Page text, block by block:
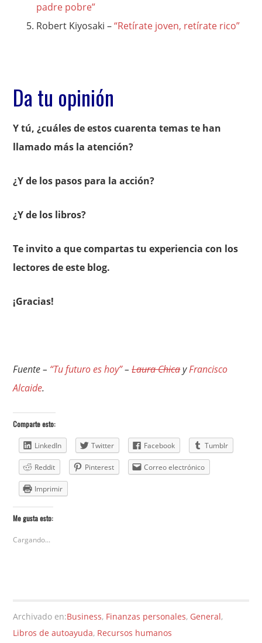
padre pobre”
Robert Kiyosaki –“Retírate joven, retírate rico”
Da tu opinión
Y tú, ¿cuáles de estos cuarenta temas te han
llamado más la atención?
¿Y de los pasos para la acción?
¿Y de los libros?
Te invito a que compartas tu experiencia con los
lectores de este blog.
¡Gracias!
Fuente – “Tu futuro es hoy”–Laura ChicayFrancisco
Alcaide.
Comparte esto:
LinkedIn Twitter Facebook Tumblr
Reddit Pinterest Correo electrónico
Imprimir
Me gusta esto:
Cargando...
Archivado en:Business, Finanzas personales, General,
Libros de autoayuda, Recursos humanos